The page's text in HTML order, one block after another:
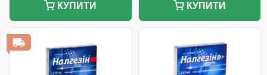
КУПИТИ КУПИТИ